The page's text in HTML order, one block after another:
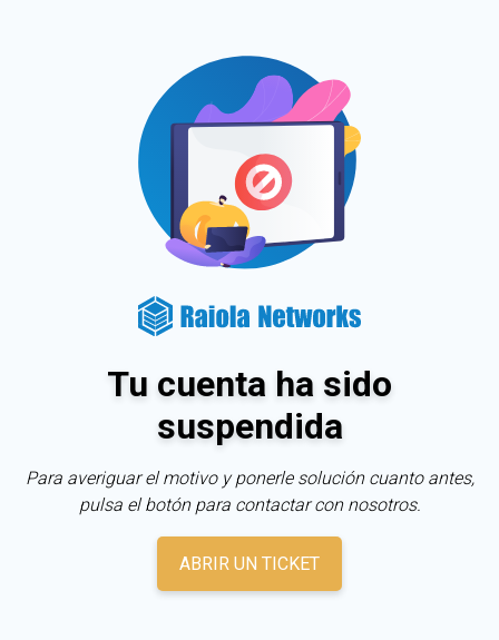
Tu cuenta ha sido
suspendida
Para averiguar el motivo y ponerle solución cuanto antes,
pulsa el botón para contactar con nosotros.
ABRIR UN TICKET